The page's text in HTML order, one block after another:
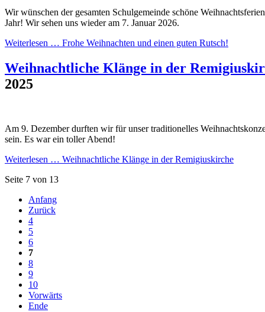
Wir wünschen der gesamten Schulgemeinde schöne
Jahr! Wir sehen uns wieder am 7. Januar 2026.
Weiterlesen … Frohe Weihnachten und einen guten Rutsch!
Weihnachtliche Klänge in der
2025
Am 9. Dezember durften wir für unser traditionelles
sein. Es war ein toller Abend!
Weiterlesen … Weihnachtliche Klänge in der Remigiuskirche
Seite 7 von 13
Anfang
Zurück
4
5
6
7
8
9
10
Vorwärts
Ende